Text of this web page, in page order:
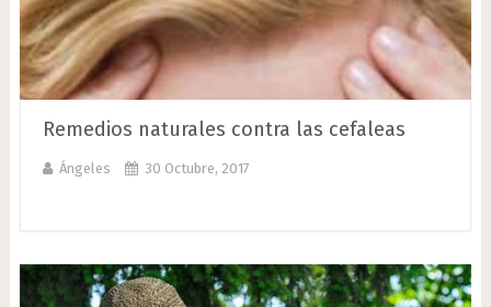
Remedios naturales contra las cefaleas
Ángeles 30 Octubre, 2017